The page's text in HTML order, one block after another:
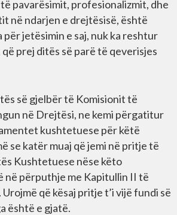
pavarësimit, profesionalizmit, dhe
në ndarjen e drejtësisë, është
jetësimin e saj, nuk ka reshtur
prej ditës së parë të qeverisjes
së gjelbër të Komisionit të
në Drejtësi, ne kemi përgatitur
kushtetuese për këtë
se katër muaj që jemi në pritje të
Kushtetuese nëse këto
në përputhje me Kapitullin II të
që kësaj pritje t’i vijë fundi së
është e gjatë.